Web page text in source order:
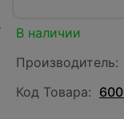
В наличии
Производитель:
Код Товара: